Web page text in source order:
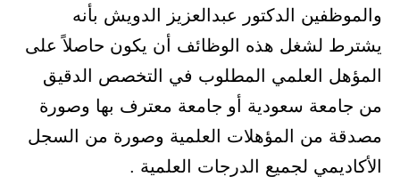
والموظفين الدكتور عبدالعزيز الدويش بأنه
يشترط لشغل هذه الوظائف أن يكون حاصلاً على
المؤهل العلمي المطلوب في التخصص الدقيق
من جامعة سعودية أو جامعة معترف بها وصورة
مصدقة من المؤهلات العلمية وصورة من السجل
الأكاديمي لجميع الدرجات العلمية .